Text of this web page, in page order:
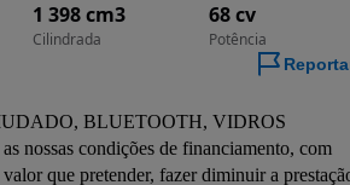
1 398 cm3
Cilindrada
68 cv
Potência
BLUETOOTH, VIDROS
nossas condições de financiamento, com
que pretender, fazer diminuir a